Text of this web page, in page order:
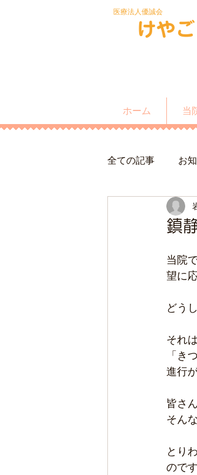
​医療法人優誠会
けや
ホーム 当
全ての記事 お
鎮
当院
望に
どう
それ
「き
進行
皆さ
そん
とり
のです